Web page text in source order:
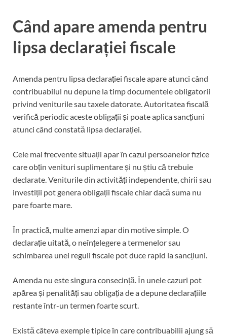
Când apare amenda pentru
lipsa declarației fiscale
Amenda pentru lipsa declarației fiscale apare atunci când
contribuabilul nu depune la timp documentele obligatorii
privind veniturile sau taxele datorate. Autoritatea fiscală
verifică periodic aceste obligații și poate aplica sancțiuni
atunci când constată lipsa declarației.
Cele mai frecvente situații apar în cazul persoanelor fizice
care obțin venituri suplimentare și nu știu că trebuie
declarate. Veniturile din activități independente, chirii sau
investiții pot genera obligații fiscale chiar dacă suma nu
pare foarte mare.
În practică, multe amenzi apar din motive simple. O
declarație uitată, o neînțelegere a termenelor sau
schimbarea unei reguli fiscale pot duce rapid la sancțiuni.
Amenda nu este singura consecință. În unele cazuri pot
apărea și penalități sau obligația de a depune declarațiile
restante într-un termen foarte scurt.
Există câteva exemple tipice în care contribuabilii ajung să